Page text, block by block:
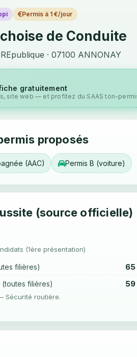
Permis à 1 €/jour
de Conduite
· 07100 ANNONAY
gratuitement
site web — et profitez du SAAS ton-
proposés
(AAC) Permis B (voiture)
(source officielle)
(1ère présentation)
filières) 65
filières) 59
Sécurité routière.